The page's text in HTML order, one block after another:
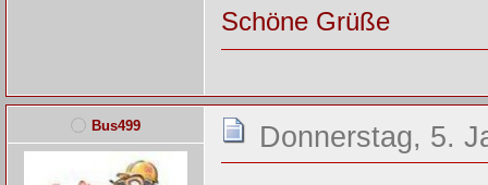
Schöne Grüße
Bus499 Donnerstag, 5.